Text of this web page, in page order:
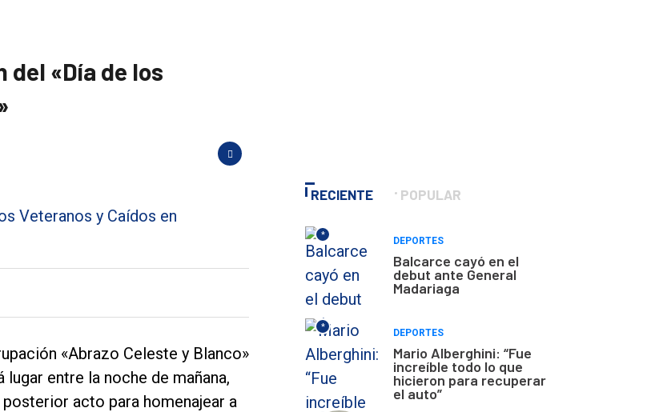
«Día de los
«Abrazo Celeste y Blanco»
entre la noche de mañana,
acto para homenajear a
RECIENTE POPULAR
*
DEPORTES
Balcarce cayó en el
debut ante General
Madariaga
*
DEPORTES
Mario Alberghini: “Fue
increíble todo lo que
hicieron para recuperar
el auto”